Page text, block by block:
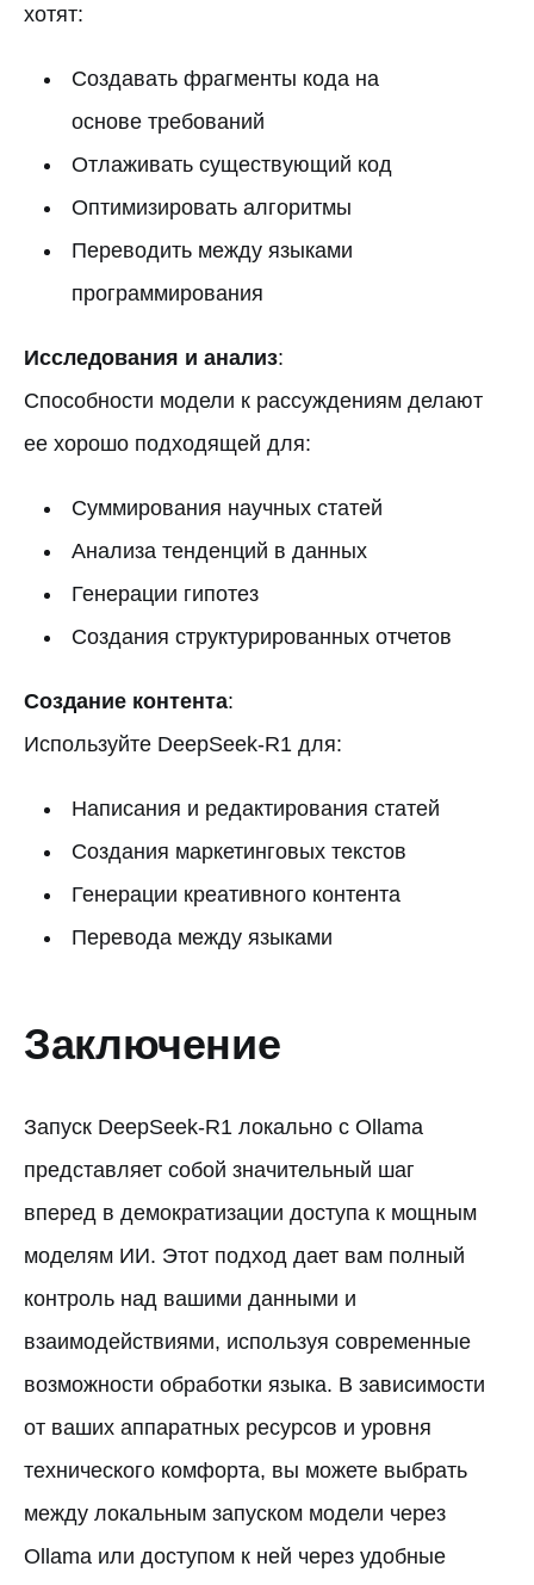
хотят:
Создавать фрагменты кода на
основе требований
Отлаживать существующий код
Оптимизировать алгоритмы
Переводить между языками
программирования
Исследования и анализ:
Способности модели к рассуждениям делают
ее хорошо подходящей для:
Суммирования научных статей
Анализа тенденций в данных
Генерации гипотез
Создания структурированных отчетов
Создание контента:
Используйте DeepSeek-R1 для:
Написания и редактирования статей
Создания маркетинговых текстов
Генерации креативного контента
Перевода между языками
Заключение
Запуск DeepSeek-R1 локально с Ollama
представляет собой значительный шаг
вперед в демократизации доступа к мощным
моделям ИИ. Этот подход дает вам полный
контроль над вашими данными и
взаимодействиями, используя современные
возможности обработки языка. В зависимости
от ваших аппаратных ресурсов и уровня
технического комфорта, вы можете выбрать
между локальным запуском модели через
Ollama или доступом к ней через удобные